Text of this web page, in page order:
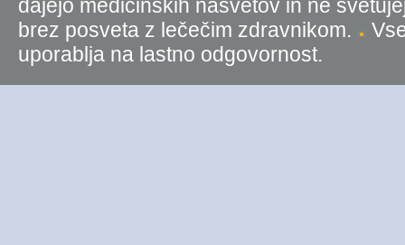
dajejo medicinskih nasvetov in ne
brez posveta z lečečim zdravnikom.
uporablja na lastno odgovornost.